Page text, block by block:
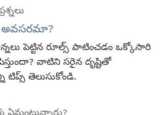
అవసరమా?
పెట్టిన రూల్స్‌ పాటించడం ఒక్కోసారి
వాటిని సరైన దృష్టితో
తెలుసుకోండి.